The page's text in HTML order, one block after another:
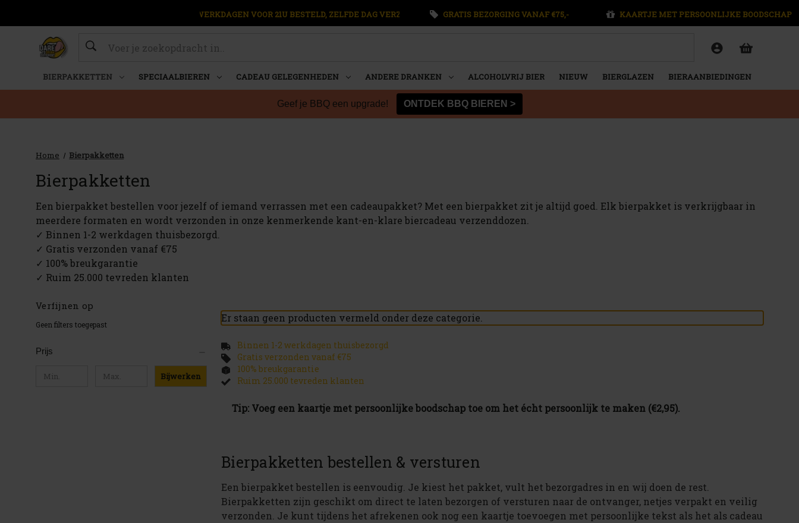
OP WERKDAGEN VOOR 21U BESTELD, ZELFDE DAG VERZONDEN GRATIS BEZORGING VANAF €75,- KAARTJE MET PERSOONLIJKE BOODSCHAP
Zoeken
BIERPAKKETTEN SPECIAALBIEREN CADEAU GELEGENHEDEN ANDERE DRANKEN ALCOHOLVRIJ BIER NIEUW BIERGLAZEN BIERAANBIEDINGEN
Geef je BBQ een upgrade! ONTDEK BBQ BIEREN >
Home Bierpakketten
Bierpakketten
Een bierpakket bestellen voor jezelf of iemand verrassen met een cadeaupakket? Met een bierpakket zit je altijd goed. Elk bierpakket is verkrijgbaar in
meerdere formaten en wordt verzonden in onze kenmerkende kant-en-klare biercadeau verzenddozen.
✓ Binnen 1-2 werkdagen thuisbezorgd.
✓ Gratis verzonden vanaf €75
✓ 100% breukgarantie
✓ Ruim 25.000 tevreden klanten
Verfijnen op
Geen filters toegepast
Prijs
Bijwerken
Er staan geen producten vermeld onder deze categorie.
Binnen 1-2 werkdagen thuisbezorgd
Gratis verzonden vanaf €75
100% breukgarantie
Ruim 25.000 tevreden klanten
Tip: Voeg een kaartje met persoonlijke boodschap toe om het écht persoonlijk te maken (€2,95).
Bierpakketten bestellen & versturen
Een bierpakket bestellen is eenvoudig. Je kiest het pakket, vult het bezorgadres in en wij doen de rest.
Bierpakketten zijn geschikt om direct te laten bezorgen of versturen naar de ontvanger, netjes verpakt en veilig
verzonden. Je kunt tijdens het afrekenen ook nog een kaartje toevoegen met persoonlijke tekst als het als cadeau